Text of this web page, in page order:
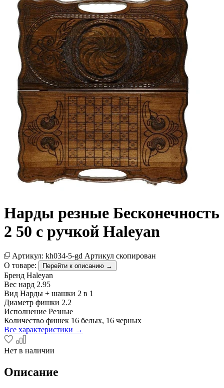
Нарды резные Бесконечность
2 50 с ручкой Haleyan
Артикул: kh034-5-gd Артикул скопирован
О товаре:
Перейти к описанию →
Бренд Haleyan
Вес нард 2.95
Вид Нарды + шашки 2 в 1
Диаметр фишки 2.2
Исполнение Резные
Количество фишек 16 белых, 16 черных
Все характеристики →
Нет в наличии
Описание